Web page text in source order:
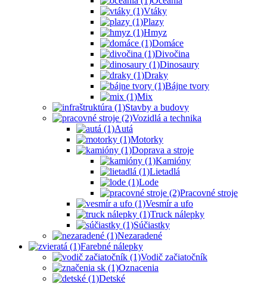
Vtáky
Plazy
Hmyz
Domáce
Divočina
Dinosaury
Draky
Bájne tvory
Mix
Stavby a budovy
Vozidlá a technika
Autá
Motorky
Doprava a stroje
Kamióny
Lietadlá
Lode
Pracovné stroje
Vesmír a ufo
Truck nálepky
Súčiastky
Nezaradené
Farebné nálepky
Vodič začiatočník
Oznacenia
Detské